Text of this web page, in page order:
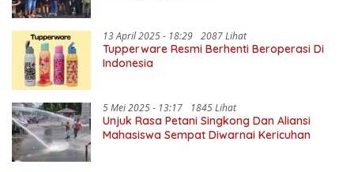
13 April 2025 - 18:29 2087 Lihat
Tupperware Resmi Berhenti Beroperasi Di
Indonesia
5 Mei 2025 - 13:17 1845 Lihat
Unjuk Rasa Petani Singkong Dan Aliansi
Mahasiswa Sempat Diwarnai Kericuhan